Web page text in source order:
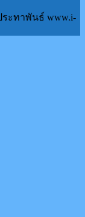
ระทาพันธ์ www.i-